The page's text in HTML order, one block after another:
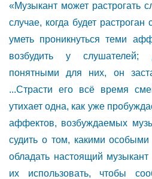
«Музыкант может растрогать
случае, когда будет
уметь проникнуться теми
возбудить у слушателей;
понятными для них, он
...Страсти его всё время
утихает одна, как уже
аффектов, возбуждаемых
судить о том, какими
обладать настоящий
их использовать, чтобы